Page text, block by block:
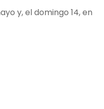
y, el domingo 14, en